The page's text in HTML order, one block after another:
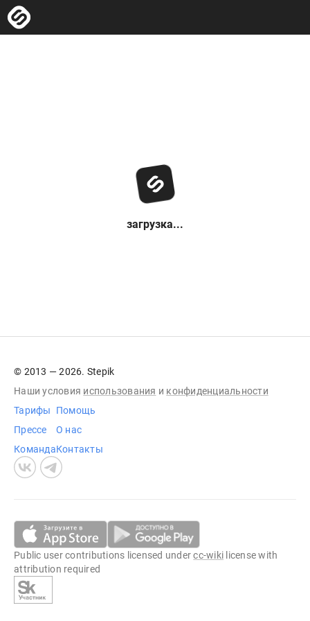
загрузка...
© 2013 — 2026. Stepik
Наши условия использования и конфиденциальности
Тарифы
Прессе
Команда
Помощь
О нас
Контакты
Public user contributions licensed undercc-wiki license with
attribution required